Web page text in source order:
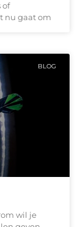
of
nu gaat om
BLOG
wil je